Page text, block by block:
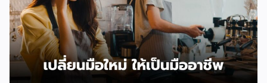
และค่าธรรมเนียมโครงสร้างพื้นฐาน 1.07 บาทต่อออร์เดอร์
(สำหรับร้านที่มียอดขายเกิน 100 ออร์เดอร์ต่อเดือน) ลอง
คำนวณดู หากเป็นร้าน Non-Mall ขายเสื้อยืดตัวละ 100 บาท ค่า
ส่ง 25 บาท เมื่อหักค่าธรรมเนียมการขาย […]